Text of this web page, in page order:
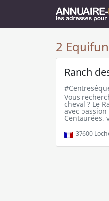
2
Ranch
Vous
cheval ? Le
avec
Centaurées,
37600